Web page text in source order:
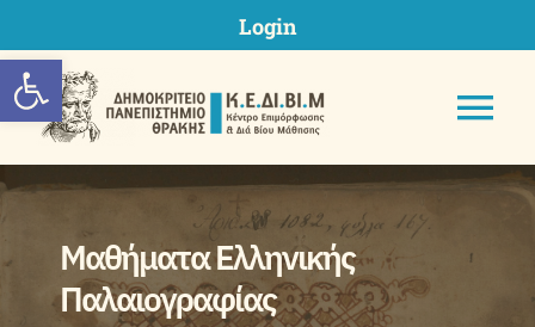
Ανοίξτε τη γραμμή εργαλείων
to
content
Login
ΚΕΔΙΒΙΜ ΔΠΘ
Μαθήματα Ελληνικής
Παλαιογραφίας